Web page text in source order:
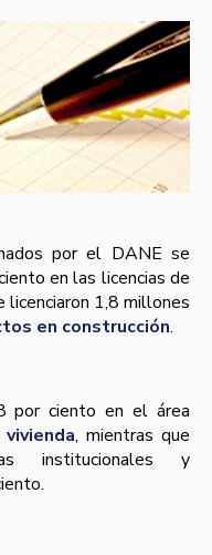
por el DANE se
en las licencias de
licenciaron 1,8 millones
en construcción.
por ciento en el área
, mientras que
institucionales y